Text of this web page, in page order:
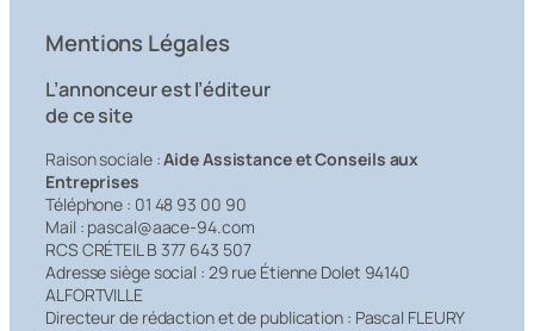
Mentions Légales
L’annonceur est l’éditeur
de ce site
Raison sociale :Aide Assistance et Conseils aux
Entreprises
Téléphone : 01 48 93 00 90
Mail : pascal@aace-94.com
RCS CRÉTEIL B 377 643 507
Adresse siège social : 29 rue Étienne Dolet 94140
ALFORTVILLE
Directeur de rédaction et de publication : Pascal FLEURY